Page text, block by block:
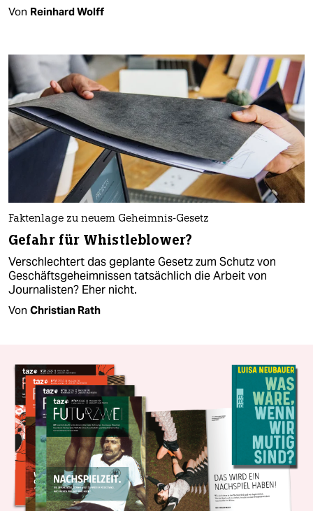
Von Reinhard Wolff
Faktenlage zu neuem Geheimnis-Gesetz
Gefahr für Whistleblower?
Verschlechtert das geplante Gesetz zum Schutz von
Geschäftsgeheimnissen tatsächlich die Arbeit von
Journalisten? Eher nicht.
Von Christian Rath